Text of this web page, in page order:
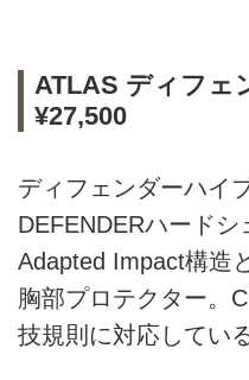
ATLAS ディフェ
¥27,500
ディフェンダーハイ
DEFENDERハード
Adapted Impact構造
胸部プロテクター。
技規則に対応している